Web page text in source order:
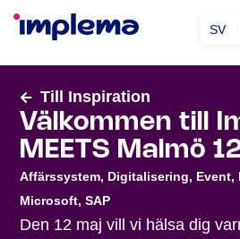
SV
Till Inspiration
Välkommen till
MEETS Malmö
Affärssystem, Digitalisering, Event,
Microsoft,SAP
Den 12 maj vill vi hälsa dig